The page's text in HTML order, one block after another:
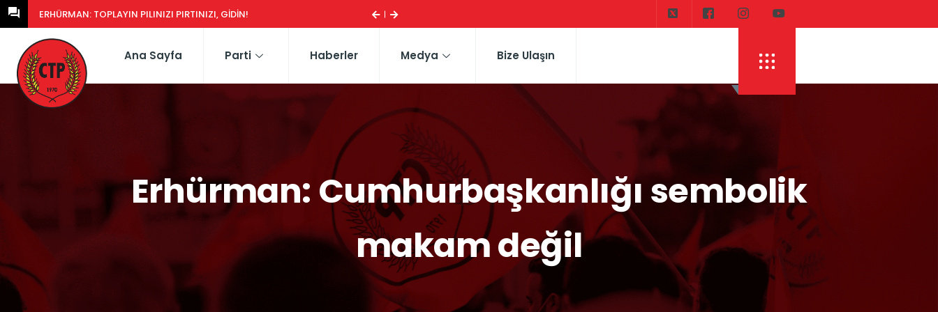
ERHÜRMAN: GÜNEY’DEKI YASA EŞDEĞERCIDEN MÜTEAHHIDE HERKESI ... CTP HEYETI, TRAFIK EĞITIM PARKI’NI YERINDE INCELEDI ERHÜRMAN: TOPLAYIN PILINIZI
Ana Sayfa Parti Haberler Medya Bize Ulaşın
Erhürman: Cumhurbaşkanlığı sembolik
makam değil